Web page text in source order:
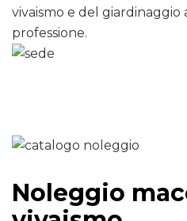
vivaismo e del giardinaggio
professione.
Noleggio